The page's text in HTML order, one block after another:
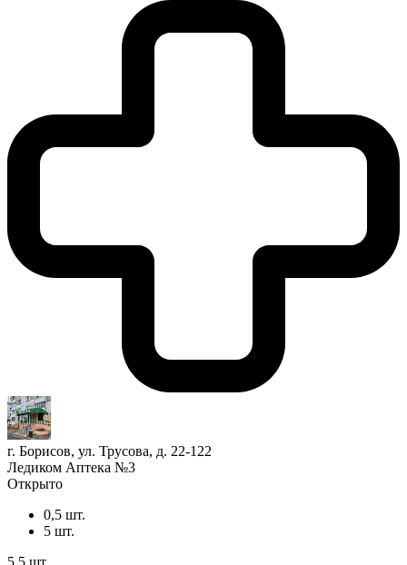
г. Борисов, ул. Трусова, д. 22-122
Ледиком Аптека №3
Открыто
0,5 шт.
5 шт.
5,5 шт.